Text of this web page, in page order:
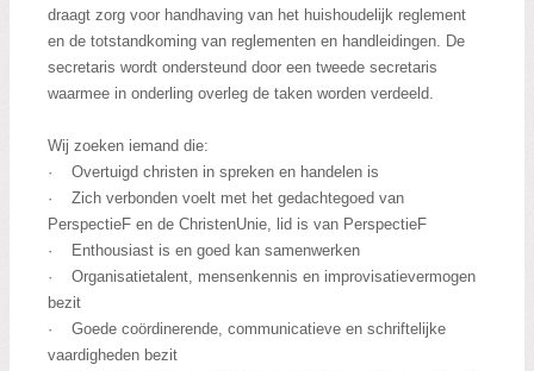
draagt zorg voor handhaving van het huishoudelijk reglement
en de totstandkoming van reglementen en handleidingen. De
secretaris wordt ondersteund door een tweede secretaris
waarmee in onderling overleg de taken worden verdeeld.
Wij zoeken iemand die:
· Overtuigd christen in spreken en handelen is
· Zich verbonden voelt met het gedachtegoed van
PerspectieF en de ChristenUnie, lid is van PerspectieF
· Enthousiast is en goed kan samenwerken
· Organisatietalent, mensenkennis en improvisatievermogen
bezit
· Goede coördinerende, communicatieve en schriftelijke
vaardigheden bezit